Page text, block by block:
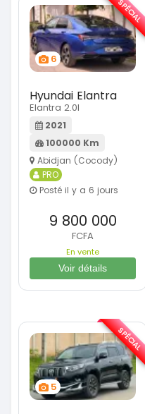
6
Hyundai Elantra
Elantra 2.0l
2021
100000 Km
Abidjan (Cocody)
PRO
Posté il y a 6 jours
9 800 000
FCFA
En vente
Voir détails
SPÉCIAL
5
SPÉCIAL